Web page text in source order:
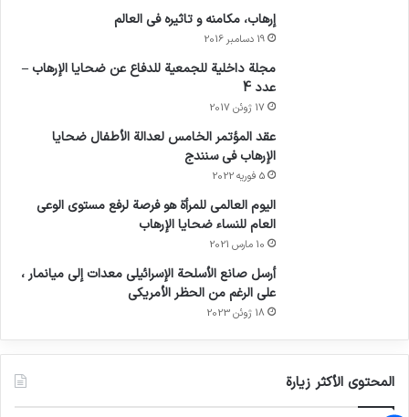
إرهاب، مكامنه و تاثيره في العالم
19 دسامبر 2016
مجلة داخلية للجمعية للدفاع عن ضحايا الإرهاب –
عدد 4
17 ژوئن 2017
عقد المؤتمر الخامس لعدالة الأطفال ضحايا
الإرهاب في سنندج
5 فوریه 2022
اليوم العالمي للمرأة هو فرصة لرفع مستوى الوعي
العام للنساء ضحايا الإرهاب
10 مارس 2021
أرسل صانع الأسلحة الإسرائيلي معدات إلى ميانمار ،
على الرغم من الحظر الأمريكي
18 ژوئن 2023
المحتوى الأكثر زيارة